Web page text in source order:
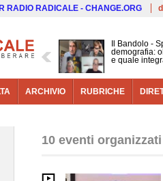
RADIO RADICALE - CHANGE.ORG
Il Bandolo -
demografia:
e quale
ARCHIVIO RUBRICHE
10 eventi